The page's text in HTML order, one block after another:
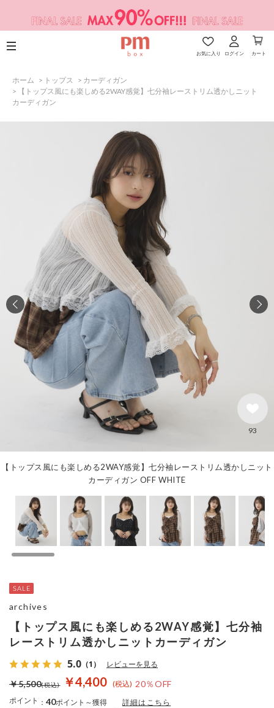
お気に入り ログイン カート
ホーム > トップス > カーディガン
>
【トップス風にも楽しめる2WAY感覚】七分袖レーストリム透かしニット
カーディガン
【トップス風にも楽しめる2WAY感覚】七分袖レーストリム透かしニット
カーディガン OFF WHITE
93
【トップス風にも楽しめる2WAY感覚】七分袖
レーストリム透かしニットカーディガン
5.0 （1） レビューを見る
￥4,400 20％OFF
￥5,500
ポイント ： 40ポイント～獲得 詳細はこちら
archives